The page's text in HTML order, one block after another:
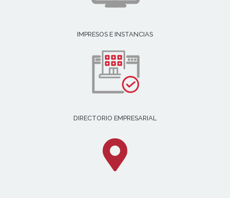
IMPRESOS E INSTANCIAS
DIRECTORIO EMPRESARIAL